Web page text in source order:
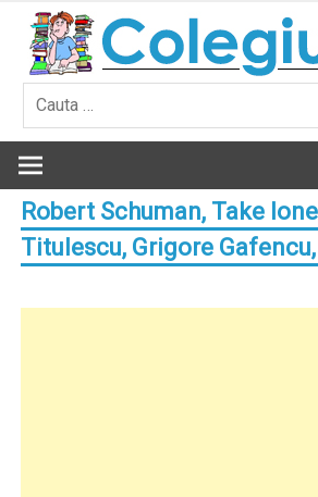
content
Robert Schuman, Take
Titulescu, Grigore